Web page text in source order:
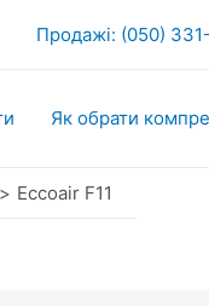
Продажі: (050)
Як обрати
Eccoair F11